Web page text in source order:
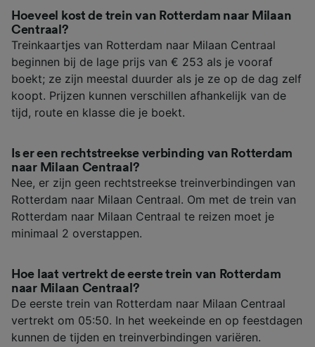
Hoeveel kost de trein van Rotterdam naar Milaan
Centraal?
Treinkaartjes van Rotterdam naar Milaan Centraal
beginnen bij de lage prijs van € 253 als je vooraf
boekt; ze zijn meestal duurder als je ze op de dag zelf
koopt. Prijzen kunnen verschillen afhankelijk van de
tijd, route en klasse die je boekt.
Is er een rechtstreekse verbinding van Rotterdam
naar Milaan Centraal?
Nee, er zijn geen rechtstreekse treinverbindingen van
Rotterdam naar Milaan Centraal. Om met de trein van
Rotterdam naar Milaan Centraal te reizen moet je
minimaal 2 overstappen.
Hoe laat vertrekt de eerste trein van Rotterdam
naar Milaan Centraal?
De eerste trein van Rotterdam naar Milaan Centraal
vertrekt om 05:50. In het weekeinde en op feestdagen
kunnen de tijden en treinverbindingen variëren.